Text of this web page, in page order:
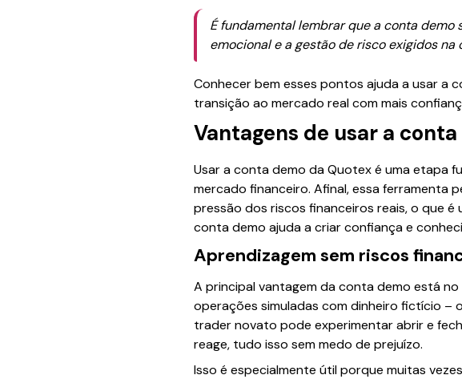
É fundamental lembrar que a conta
emocional e a gestão de risco exigidos na
Conhecer bem esses pontos ajuda a usar a
transição ao mercado real com mais
Vantagens de usar a
Usar a conta demo da Quotex é uma etapa
mercado financeiro. Afinal, essa ferramenta
pressão dos riscos financeiros reais, o que é
conta demo ajuda a criar confiança e
Aprendizagem sem riscos
A principal vantagem da conta demo está
operações simuladas com dinheiro fictício –
trader novato pode experimentar abrir e
reage, tudo isso sem medo de prejuízo.
Isso é especialmente útil porque muitas